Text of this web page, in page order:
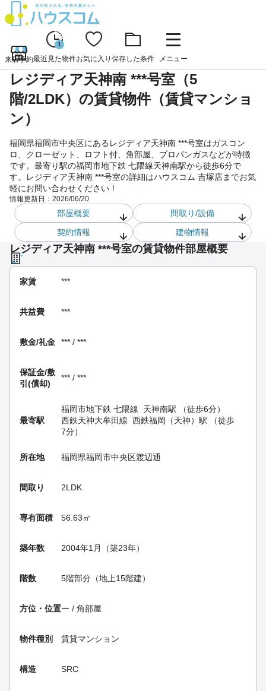
来店予約
1
最近見た物件お気に入り 保存した条件 メニュー
レジディア天神南 ***号室（5
階/2LDK）の賃貸物件（賃貸マンショ
ン）
福岡県福岡市中央区にあるレジディア天神南 ***号室はガスコン
ロ、クローゼット、ロフト付、角部屋、プロパンガスなどが特徴
です。最寄り駅の福岡市地下鉄 七隈線天神南駅から徒歩6分で
す。レジディア天神南 ***号室の詳細はハウスコム 吉塚店までお気
軽にお問い合わせください！
情報更新日： 2026/06/20
部屋概要
間取り/設備
契約情報
建物情報
レジディア天神南 ***号室の賃貸物件部屋概要
家賃 ***
共益費 ***
敷金/礼金 *** / ***
保証金/敷
引(償却)
*** / ***
最寄駅
福岡市地下鉄 七隈線 天神南駅 （徒歩6分）
西鉄天神大牟田線 西鉄福岡（天神）駅 （徒歩
7分）
所在地 福岡県福岡市中央区渡辺通
間取り 2LDK
専有面積 56.63㎡
築年数 2004年1月（築23年）
階数 5階部分（地上15階建）
方位・位置ー / 角部屋
物件種別 賃貸マンション
構造 SRC